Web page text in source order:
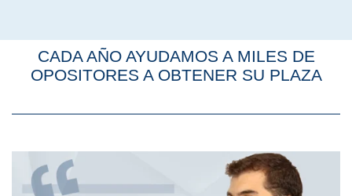
CADA AÑO AYUDAMOS A MILES DE
OPOSITORES A OBTENER SU PLAZA